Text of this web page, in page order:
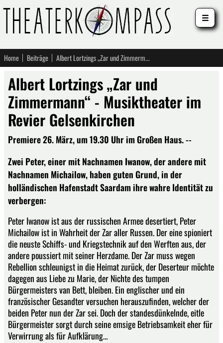
Home Beiträge Albert Lortzings „Zar und Zimmermann“ - Musiktheater im Revier Gelsenkirchen
Albert Lortzings „Zar und
Zimmermann“ - Musiktheater im
Revier Gelsenkirchen
Premiere 26. März, um 19.30 Uhr im Großen Haus. --
Zwei Peter, einer mit Nachnamen Iwanow, der andere mit
Nachnamen Michailow, haben guten Grund, in der
holländischen Hafenstadt Saardam ihre wahre Identität zu
verbergen:
Peter Iwanow ist aus der russischen Armee desertiert, Peter
Michailow ist in Wahrheit der Zar aller Russen. Der eine spioniert
die neuste Schiffs- und Kriegstechnik auf den Werften aus, der
andere poussiert mit seiner Herzdame. Der Zar muss wegen
Rebellion schleunigst in die Heimat zurück, der Deserteur möchte
dagegen aus Liebe zu Marie, der Nichte des tumpen
Bürgermeisters van Bett, bleiben. Ein englischer und ein
französischer Gesandter versuchen herauszufinden, welcher der
beiden Peter nun der Zar sei. Doch der standesdünkelnde, eitle
Bürgermeister sorgt durch seine emsige Betriebsamkeit eher für
Verwirrung als für Aufklärung…
☰